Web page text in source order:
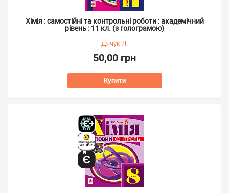
Хімія : самостійні та контрольні роботи : академічний
рівень : 11 кл. (з голограмою)
Дячук Л.
50,00 грн
Купити